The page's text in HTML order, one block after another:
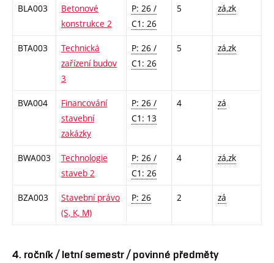
BLA003
Betonové
konstrukce 2
P: 26 /
C1: 26
5 zá,zk
BTA003
Technická
zařízení budov
3
P: 26 /
C1: 26
5 zá,zk
BVA004
Financování
stavební
zakázky
P: 26 /
C1: 13
4 zá
BWA003
Technologie
staveb 2
P: 26 /
C1: 26
4 zá,zk
BZA003
Stavební právo
(S, K, M)
P: 26 2 zá
4. ročník / letní semestr / povinné předměty